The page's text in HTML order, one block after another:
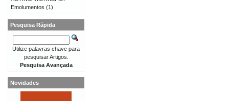
Emolumentos (1)
Pesquisa Rápida
Utilize palavras chave para
pesquisar Artigos.
Pesquisa Avançada
Novidades